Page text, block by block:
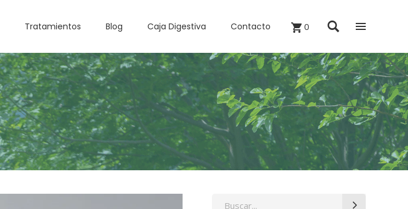
Tratamientos Blog Caja Digestiva Contacto 0
Search